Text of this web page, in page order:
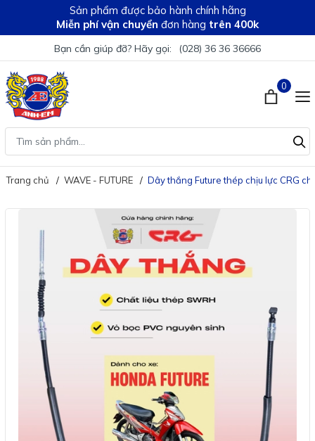
Sản phẩm được bảo hành chính hãng
Miễn phí vận chuyển đơn hàng trên 400k
Bạn cần giúp đỡ? Hãy gọi: (028) 36 36 36666
0
Trang chủ WAVE - FUTURE Dây thắng Future thép chịu lực CRG